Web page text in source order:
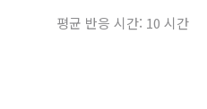
평균 반응 시간: 10 시간